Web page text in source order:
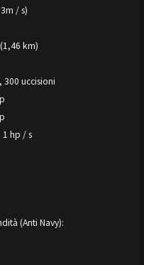
/ s)
km)
300 uccisioni
hp / s
(Anti Navy):